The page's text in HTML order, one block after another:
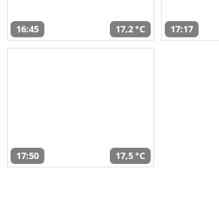
16:45 17,2 °C 17:17
17:50 17,5 °C